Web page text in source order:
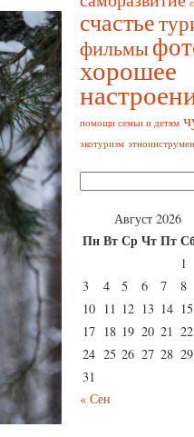
счастье
фильмы
хорошее
помощи семьи и детям
экотуризм
Август 2026
ПнВтСрЧтПт
1
3
4 5 6 7 8
10 11 12 13 14 15
17 18 19 20 21 22
24 25 26 27 28 29
31
« Сен